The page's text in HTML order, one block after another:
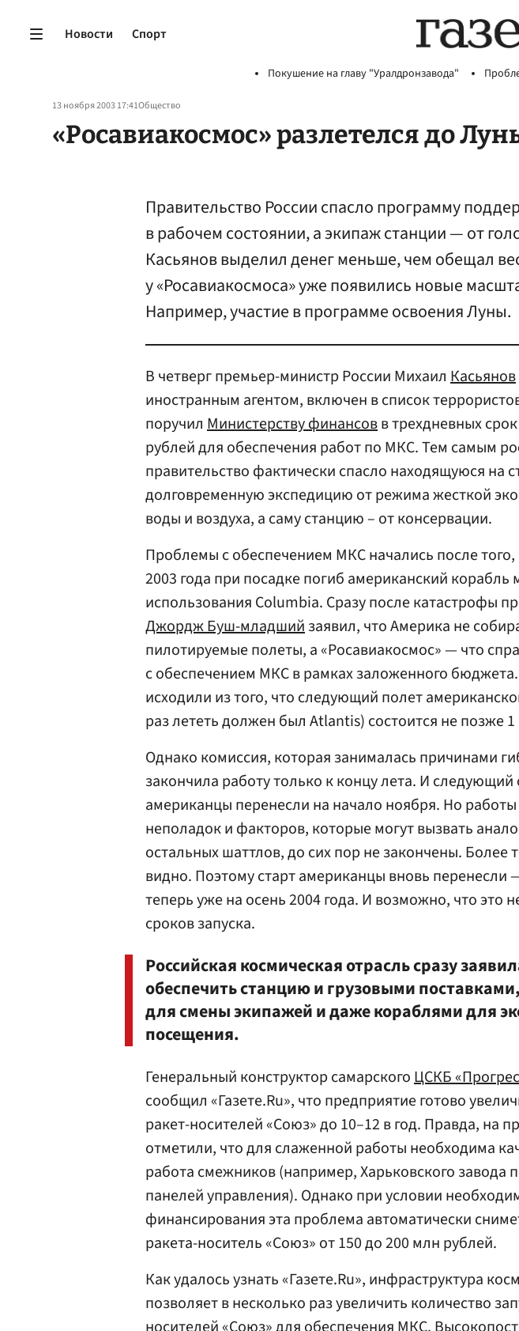
Новости Спорт
Покушение на главу "Уралдронзавода"
13 ноября 2003 17:41Общество
«Росавиакосмос» разлетелся до
Правительство России спасло программу
в рабочем состоянии, а экипаж станции — от
Касьянов выделил денег меньше, чем обещал
у «Росавиакосмоса» уже появились новые
Например, участие в программе освоения Луны.
В четверг премьер-министр России Михаил Касьянов
иностранным агентом, включен в список
поручил Министерству финансовв трехдневных
рублей для обеспечения работ по МКС. Тем самым
правительство фактически спасло находящуюся на
долговременную экспедицию от режима жесткой
воды и воздуха, а саму станцию – от консервации.
Проблемы с обеспечением МКС начались после
2003 года при посадке погиб американский корабль
использования Columbia. Сразу после катастрофы
Джордж Буш-младшийзаявил, что Америка не
пилотируемые полеты, а «Росавиакосмос» — что
с обеспечением МКС в рамках заложенного
исходили из того, что следующий полет
раз лететь должен был Atlantis) состоится не позже
Однако комиссия, которая занималась причинами
закончила работу только к концу лета. И следующий
американцы перенесли на начало ноября. Но
неполадок и факторов, которые могут вызвать
остальных шаттлов, до сих пор не закончены. Более
видно. Поэтому старт американцы вновь перенесли
теперь уже на осень 2004 года. И возможно, что это
сроков запуска.
Российская космическая отрасль сразу
обеспечить станцию и грузовыми
для смены экипажей и даже кораблями для
посещения.
Генеральный конструктор самарскогоЦСКБ
сообщил «Газете.Ru», что предприятие готово
ракет-носителей «Союз» до 10–12 в год. Правда, на
отметили, что для слаженной работы необходима
работа смежников (например, Харьковского завода
панелей управления). Однако при условии
финансирования эта проблема автоматически
ракета-носитель «Союз» от 150 до 200 млн рублей.
Как удалось узнать «Газете.Ru», инфраструктура
позволяет в несколько раз увеличить количество